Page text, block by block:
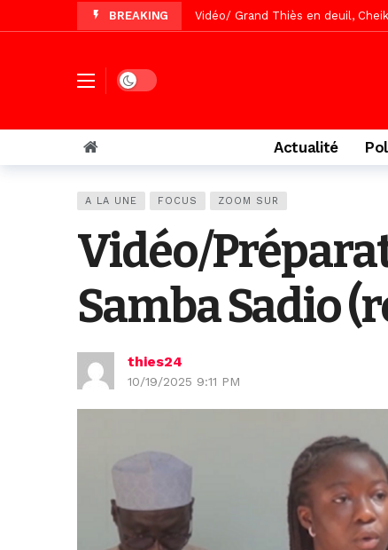
BREAKING Vidéo/Gamou Bakhdad chez
Vidéo/Chérif Nehma Aïdara
Tivaouane/L’hôpital Seydi El
Recomposition politique :
Vidéo/ Gamou de Keur Mame El
Vidéo/ Magal 2026, le train a
Dark mode
Actualité
A LA UNE FOCUS ZOOM SUR
Vidéo/
Samba Sadio
thies24
10/19/2025 9:11 PM